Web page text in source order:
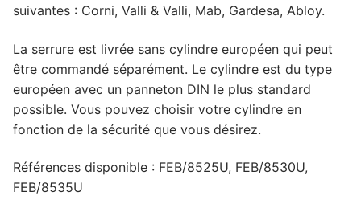
suivantes : Corni, Valli & Valli, Mab, Gardesa, Abloy.
La serrure est livrée sans cylindre européen qui peut
être commandé séparément. Le cylindre est du type
européen avec un panneton DIN le plus standard
possible. Vous pouvez choisir votre cylindre en
fonction de la sécurité que vous désirez.
Références disponible : FEB/8525U, FEB/8530U,
FEB/8535U